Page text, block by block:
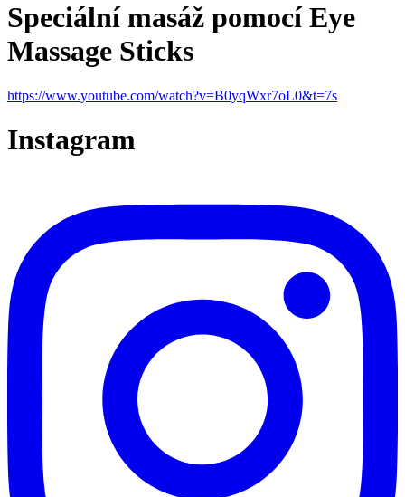
Speciální masáž pomocí Eye
Massage Sticks
https://www.youtube.com/watch?v=B0yqWxr7oL0&t=7s
Instagram